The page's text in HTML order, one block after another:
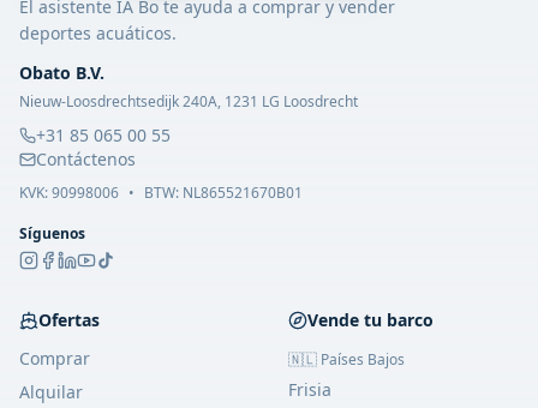
El asistente IA Bo te ayuda a comprar y vender
deportes acuáticos.
Obato B.V.
Nieuw-Loosdrechtsedijk 240A, 1231 LG Loosdrecht
+31 85 065 00 55
Contáctenos
KVK:90998006 • BTW: NL865521670B01
Síguenos
Ofertas
Comprar
Alquilar
Vende tu barco
🇳🇱 Países Bajos
Frisia